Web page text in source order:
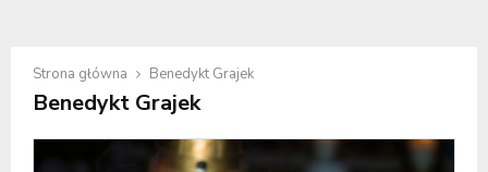
Strona główna Benedykt Grajek
Benedykt Grajek